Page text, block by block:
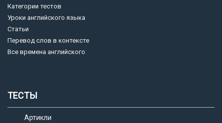
Категории тестов
Уроки английского языка
Статьи
Перевод слов в контексте
Все времена английского
ТЕСТЫ
Артикли